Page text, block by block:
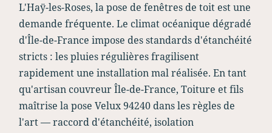
L'Haÿ-les-Roses, la pose de fenêtres de toit est une
demande fréquente. Le climat océanique dégradé
d'Île-de-France impose des standards d'étanchéité
stricts : les pluies régulières fragilisent
rapidement une installation mal réalisée. En tant
qu'artisan couvreur Île-de-France, Toiture et fils
maîtrise la pose Velux 94240 dans les règles de
l'art — raccord d'étanchéité, isolation